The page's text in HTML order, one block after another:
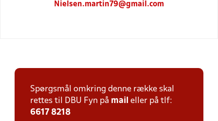
Nielsen.martin79@gmail.com
Spørgsmål omkring denne række skal
rettes til DBU Fyn på mail eller på tlf:
6617 8218